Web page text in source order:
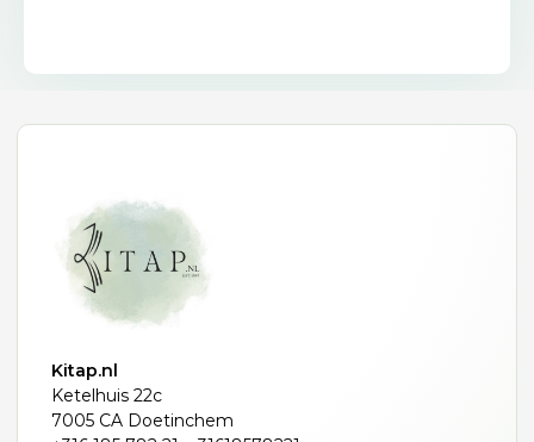
Kitap.nl
Ketelhuis 22c
7005 CA Doetinchem